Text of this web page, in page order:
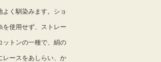
く馴染みます。ショ
を使用せず、ストレー
ットンの一種で、絹の
レースをあしらい、か